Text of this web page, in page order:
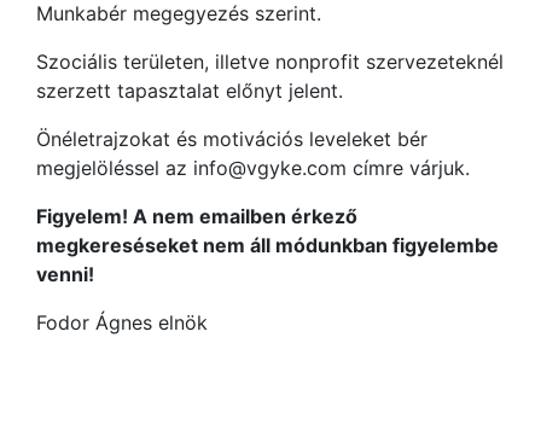
Munkabér megegyezés szerint.
Szociális területen, illetve nonprofit szervezeteknél
szerzett tapasztalat előnyt jelent.
Önéletrajzokat és motivációs leveleket bér
megjelöléssel az info@vgyke.com címre várjuk.
Figyelem! A nem emailben érkező
megkereséseket nem áll módunkban figyelembe
venni!
Fodor Ágnes elnök